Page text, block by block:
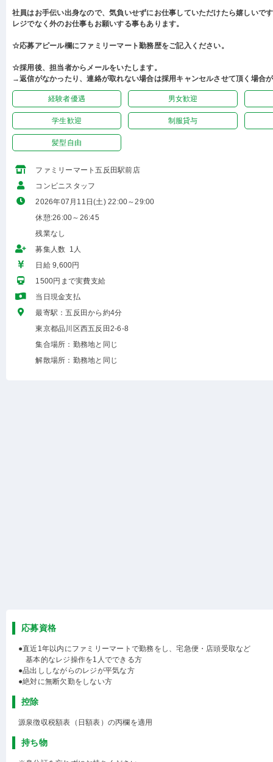
社員はお手伝い出身なので、気負いせずにお仕事していただけたら嬉しいで
レジでなく外のお仕事もお願いする事もあります。
☆応募アピール欄にファミリーマート勤務歴をご記入ください。
☆採用後、担当者からメールをいたします。
→返信がなかったり、連絡が取れない場合は採用キャンセルさせて頂く場合
経験者優遇 男女歓迎
学生歓迎 制服貸与
髪型自由
ファミリーマート五反田駅前店
コンビニスタッフ
2026年07月11日(土) 22:00～29:00
休憩:26:00～26:45
残業なし
募集人数 1人
日給 9,600円
1500円まで実費支給
当日現金支払
最寄駅：五反田から約4分
東京都品川区西五反田2-6-8
集合場所：勤務地と同じ
解散場所：勤務地と同じ
応募資格
●直近1年以内にファミリーマートで勤務をし、宅急便・店頭受取など
基本的なレジ操作を1人でできる方
●品出ししながらのレジが平気な方
●絶対に無断欠勤をしない方
控除
源泉徴収税額表（日額表）の丙欄を適用
持ち物